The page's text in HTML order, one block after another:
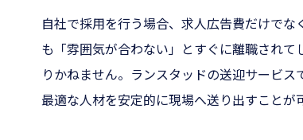
自社で採用を行う場合、求人広告費だけで
も「雰囲気が合わない」とすぐに離職され
りかねません。ランスタッドの送迎サービス
最適な人材を安定的に現場へ送り出すことが